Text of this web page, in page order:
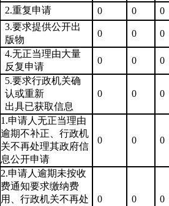
2.重复申请 0 0
0
3.要求提供公开出
版物
0 0
0
4.无正当理由大量
反复申请
0 0
0
5.要求行政机关确
认或重新
出具已获取信息
0 0 0
1.申请人无正当理由
逾期不补正、行政机
关不再处理其政府信
息公开申请
0 0 0
2.申请人逾期未按收
费通知要求缴纳费
用、行政机关不再处
0 0 0